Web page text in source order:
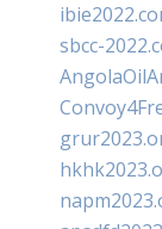
sbcc-